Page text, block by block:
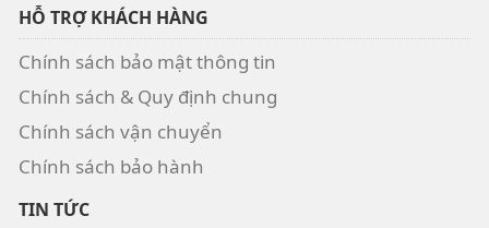
HỖ TRỢ KHÁCH HÀNG
Chính sách bảo mật thông tin
Chính sách & Quy định chung
Chính sách vận chuyển
Chính sách bảo hành
TIN TỨC